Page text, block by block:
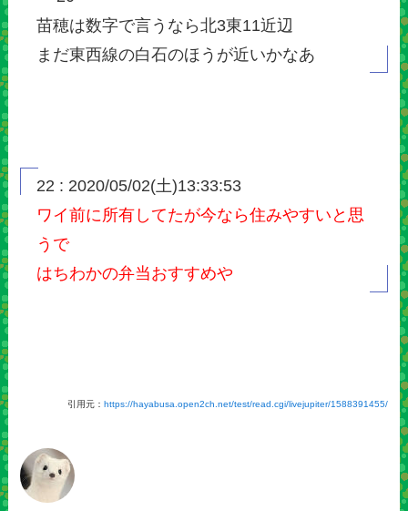
苗穂は数字で言うなら北3東11近辺
まだ東西線の白石のほうが近いかなあ
22 : 2020/05/02(土)13:33:53
ワイ前に所有してたが今なら住みやすいと思
うで
はちわかの弁当おすすめや
引用元： https://hayabusa.open2ch.net/test/read.cgi/livejupiter/1588391455/